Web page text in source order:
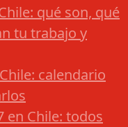
qué son, qué
tu trabajo y
calendario
en Chile: todos